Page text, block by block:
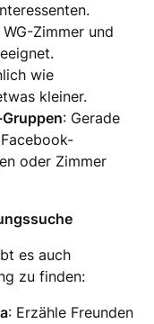
Zimmer und
wie
kleiner.
: Gerade
oder Zimmer
es auch
zu finden:
: Erzähle Freunden